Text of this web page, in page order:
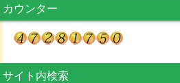
カウンター
サイト内検索